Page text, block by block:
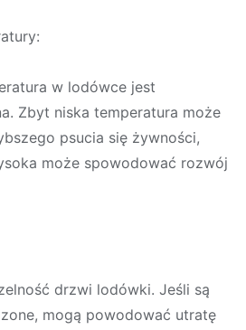
w lodówce jest
Zbyt niska temperatura może
psucia się żywności,
może spowodować rozwój
drzwi lodówki. Jeśli są
mogą powodować utratę